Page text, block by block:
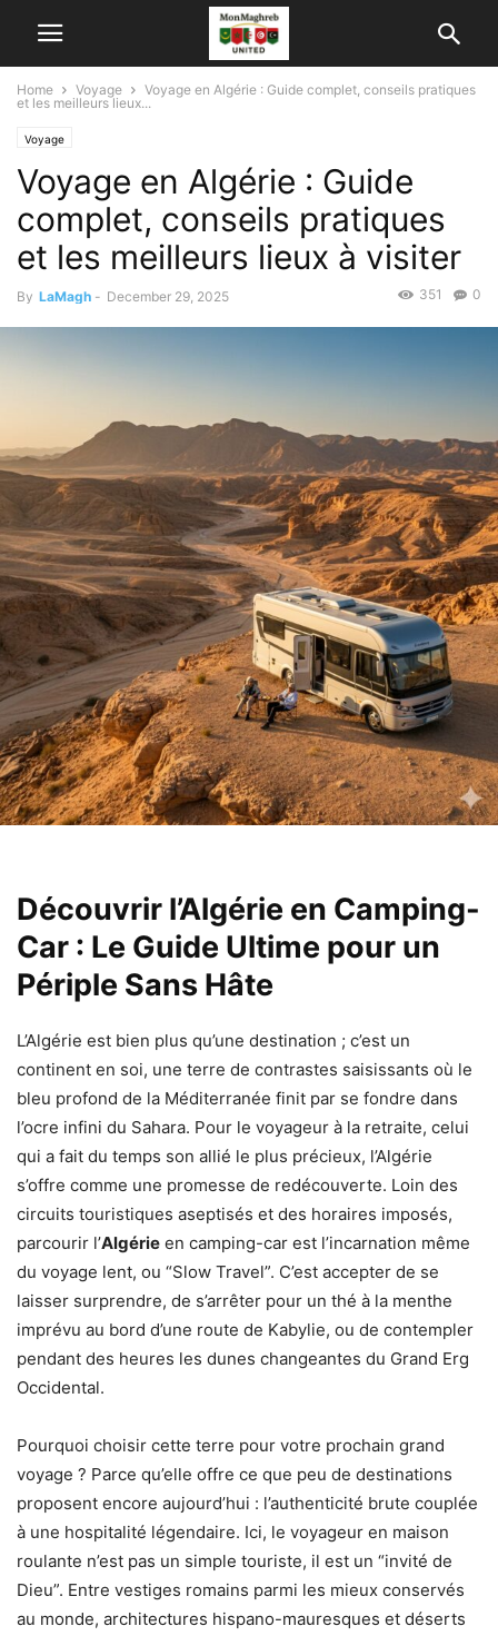
Home Voyage
Voyage en Algérie : Guide complet, conseils pratiques
et les meilleurs lieux...
Voyage
Voyage en Algérie : Guide
complet, conseils pratiques
et les meilleurs lieux à visiter
By LaMagh - December 29, 2025 0
351
Découvrir l’Algérie en Camping-
Car : Le Guide Ultime pour un
Périple Sans Hâte
L’Algérie est bien plus qu’une destination ; c’est un
continent en soi, une terre de contrastes saisissants où le
bleu profond de la Méditerranée finit par se fondre dans
l’ocre infini du Sahara. Pour le voyageur à la retraite, celui
qui a fait du temps son allié le plus précieux, l’Algérie
s’offre comme une promesse de redécouverte. Loin des
circuits touristiques aseptisés et des horaires imposés,
parcourir l’Algérie en camping-car est l’incarnation même
du voyage lent, ou “Slow Travel”. C’est accepter de se
laisser surprendre, de s’arrêter pour un thé à la menthe
imprévu au bord d’une route de Kabylie, ou de contempler
pendant des heures les dunes changeantes du Grand Erg
Occidental.
Pourquoi choisir cette terre pour votre prochain grand
voyage ? Parce qu’elle offre ce que peu de destinations
proposent encore aujourd’hui : l’authenticité brute couplée
à une hospitalité légendaire. Ici, le voyageur en maison
roulante n’est pas un simple touriste, il est un “invité de
Dieu”. Entre vestiges romains parmi les mieux conservés
au monde, architectures hispano-mauresques et déserts